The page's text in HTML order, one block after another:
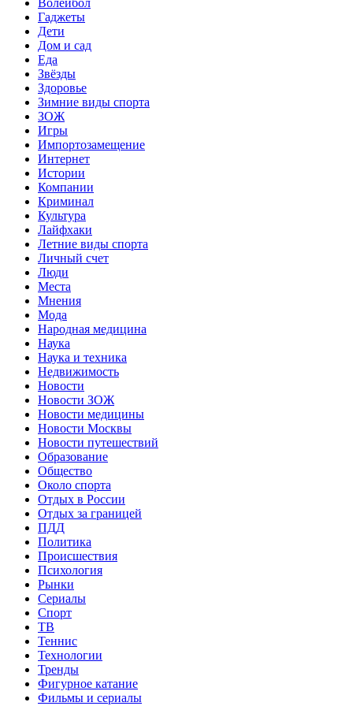
Волейбол
Гаджеты
Дети
Дом и сад
Еда
Звёзды
Здоровье
Зимние виды спорта
ЗОЖ
Игры
Импортозамещение
Интернет
Истории
Компании
Криминал
Культура
Лайфхаки
Летние виды спорта
Личный счет
Люди
Места
Мнения
Мода
Народная медицина
Наука
Наука и техника
Недвижимость
Новости
Новости ЗОЖ
Новости медицины
Новости Москвы
Новости путешествий
Образование
Общество
Около спорта
Отдых в России
Отдых за границей
ПДД
Политика
Происшествия
Психология
Рынки
Сериалы
Спорт
ТВ
Теннис
Технологии
Тренды
Фигурное катание
Фильмы и сериалы